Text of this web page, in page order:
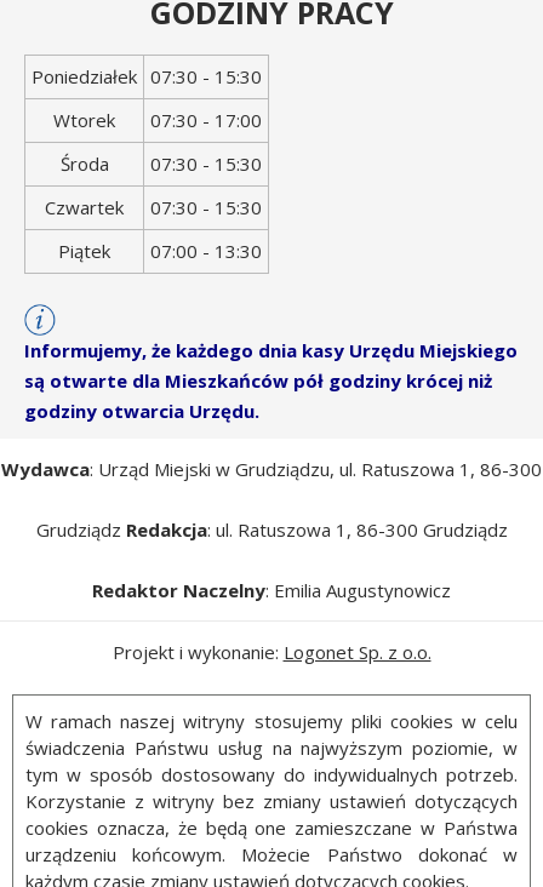
GODZINY PRACY
Dzień
tygodnia
Godziny
otwarcia
Poniedziałek 07:30 - 15:30
Wtorek
07:30 - 17:00
Środa
07:30 - 15:30
Czwartek
07:30 - 15:30
Piątek
07:00 - 13:30
Informujemy, że każdego dnia kasy Urzędu Miejskiego
są otwarte dla Mieszkańców pół godziny krócej niż
godziny otwarcia Urzędu.
Wydawca: Urząd Miejski w Grudziądzu, ul. Ratuszowa 1, 86-300
Grudziądz Redakcja: ul. Ratuszowa 1, 86-300 Grudziądz
Redaktor Naczelny: Emilia Augustynowicz
Projekt i wykonanie: Logonet Sp. z o.o.
W ramach naszej witryny stosujemy pliki cookies w celu
świadczenia Państwu usług na najwyższym poziomie, w
tym w sposób dostosowany do indywidualnych potrzeb.
Korzystanie z witryny bez zmiany ustawień dotyczących
cookies oznacza, że będą one zamieszczane w Państwa
urządzeniu końcowym. Możecie Państwo dokonać w
każdym czasie zmiany ustawień dotyczących cookies.